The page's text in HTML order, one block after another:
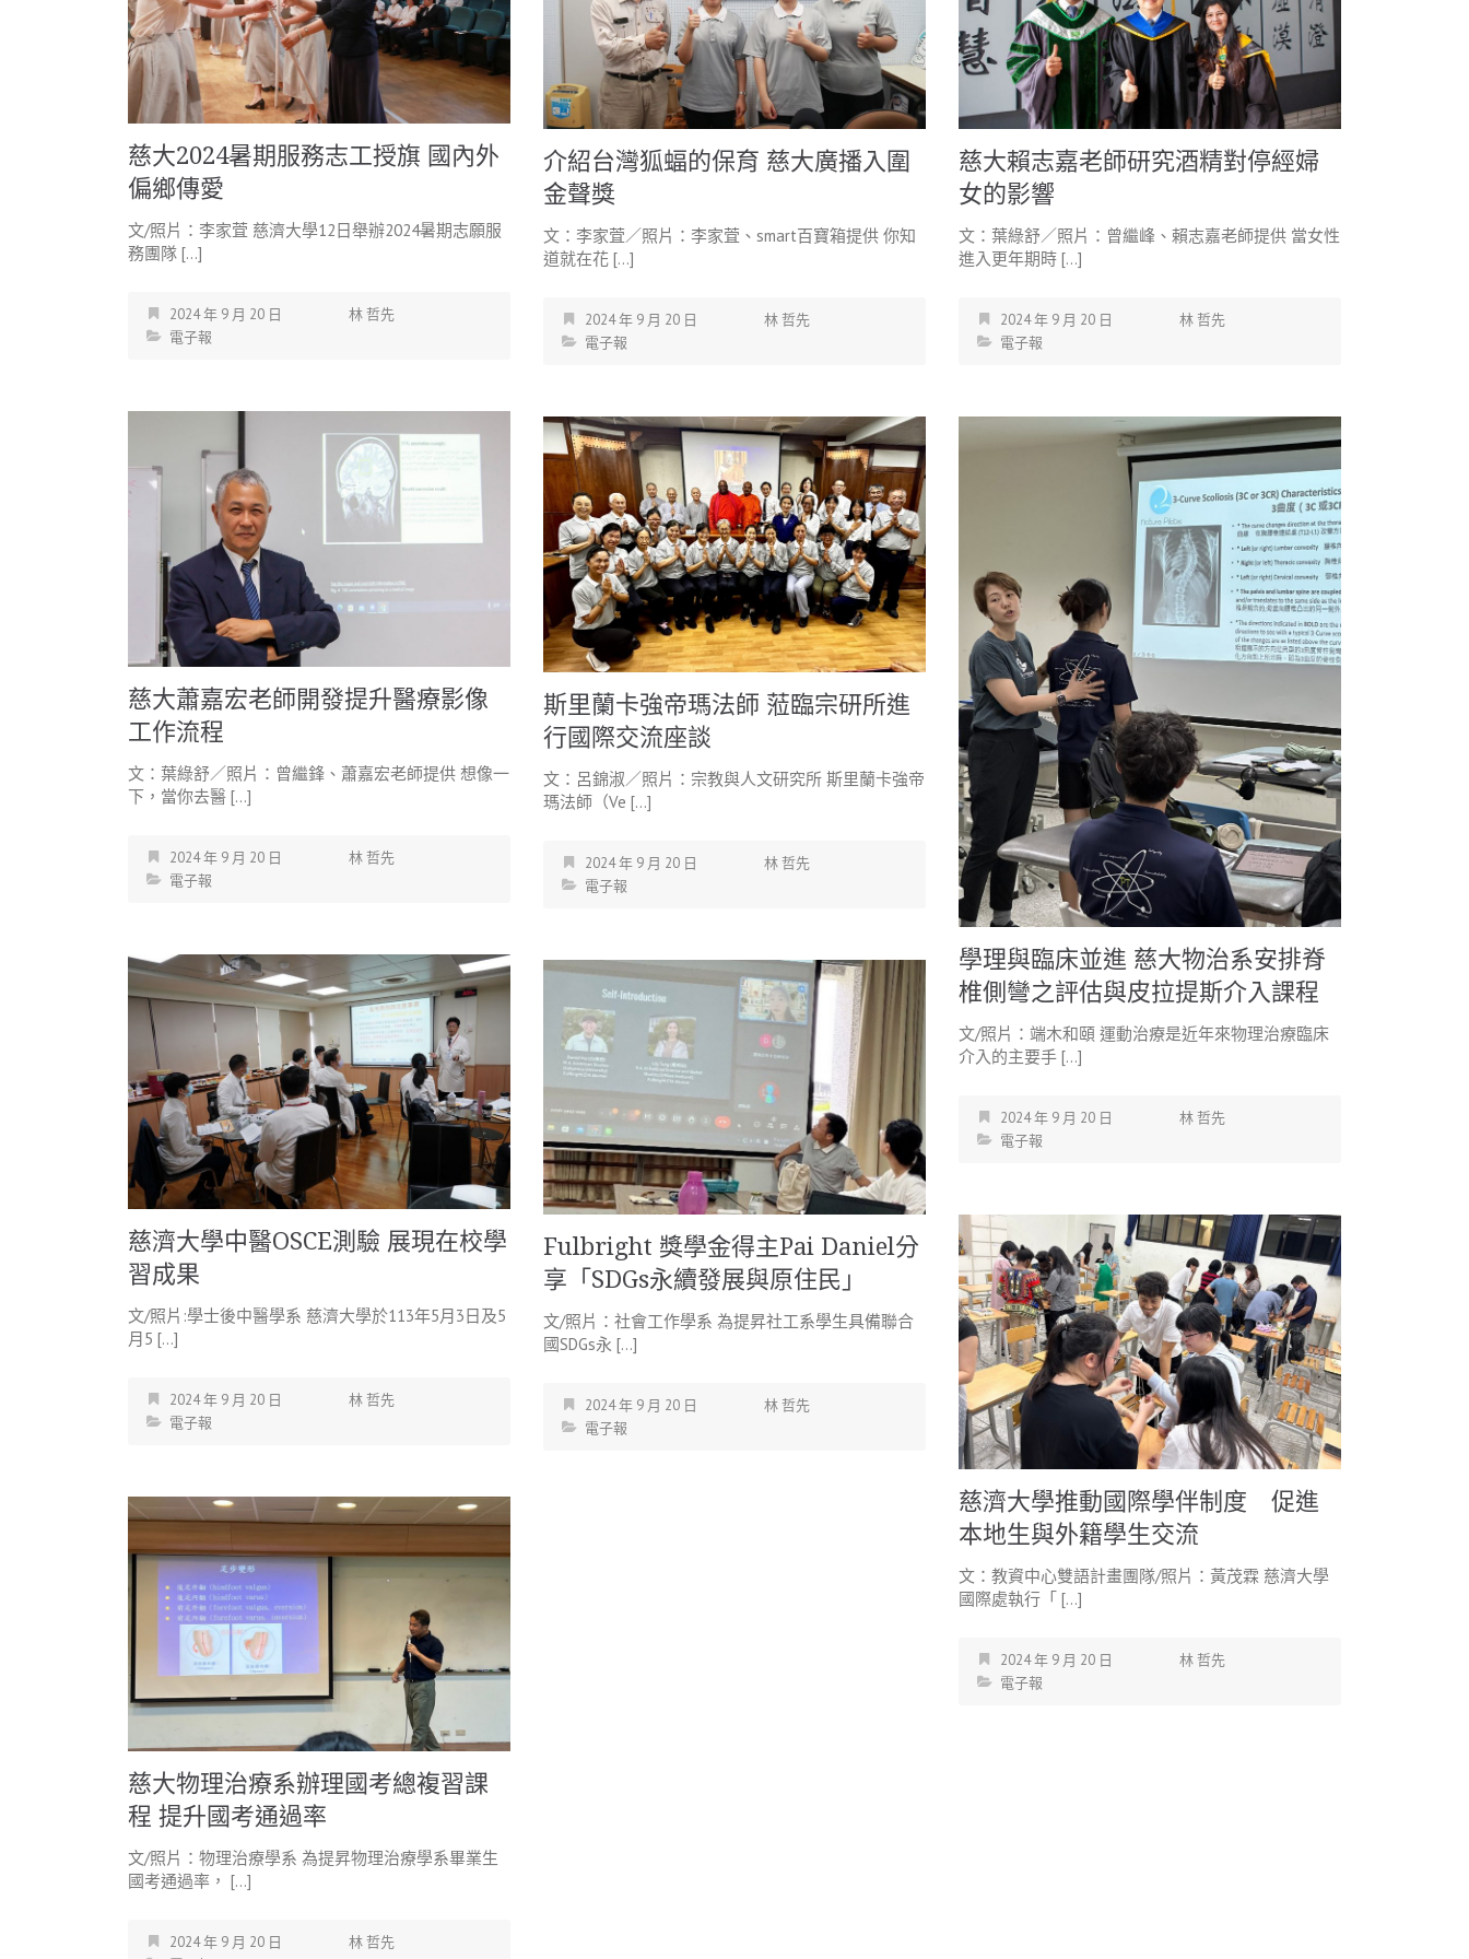
慈大2024暑期服務志工授旗 國內外
偏鄉傳愛
文/照片：李家萓 慈濟大學12日舉辦2024暑期志願服
務團隊 […]
2024 年 9 月 20 日
林 哲先
電子報
介紹台灣狐蝠的保育 慈大廣播入圍
金聲獎
文：李家萓／照片：李家萓、smart百寶箱提供 你知
道就在花 […]
2024 年 9 月 20 日
林 哲先
電子報
慈大賴志嘉老師研究酒精對停經婦
女的影響
文：葉綠舒／照片：曾繼峰、賴志嘉老師提供 當女性
進入更年期時 […]
2024 年 9 月 20 日
林 哲先
電子報
慈大蕭嘉宏老師開發提升醫療影像
工作流程
文：葉綠舒／照片：曾繼鋒、蕭嘉宏老師提供 想像一
下，當你去醫 […]
2024 年 9 月 20 日
林 哲先
電子報
斯里蘭卡強帝瑪法師 蒞臨宗研所進
行國際交流座談
文：呂錦淑／照片：宗教與人文研究所 斯里蘭卡強帝
瑪法師（Ve […]
2024 年 9 月 20 日
林 哲先
電子報
學理與臨床並進 慈大物治系安排脊
椎側彎之評估與皮拉提斯介入課程
文/照片：端木和頤 運動治療是近年來物理治療臨床
介入的主要手 […]
2024 年 9 月 20 日
林 哲先
電子報
慈濟大學中醫OSCE測驗 展現在校學
習成果
文/照片:學士後中醫學系 慈濟大學於113年5月3日及5
月5 […]
2024 年 9 月 20 日
林 哲先
電子報
Fulbright 獎學金得主Pai Daniel分
享「SDGs永續發展與原住民」
文/照片：社會工作學系 為提昇社工系學生具備聯合
國SDGs永 […]
2024 年 9 月 20 日
林 哲先
電子報
慈濟大學推動國際學伴制度 促進
本地生與外籍學生交流
文：教資中心雙語計畫團隊/照片：黃茂霖 慈濟大學
國際處執行「 […]
2024 年 9 月 20 日
林 哲先
電子報
慈大物理治療系辦理國考總複習課
程 提升國考通過率
文/照片：物理治療學系 為提昇物理治療學系畢業生
國考通過率， […]
2024 年 9 月 20 日
林 哲先